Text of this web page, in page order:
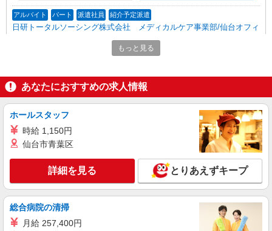
アルバイト パート 派遣社員 紹介予定派遣
日研トータルソーシング株式会社 メディカルケア事業部/仙台オフィ
介護スタッフ／資格あり or 経験者
給1,330円〜 ◆初任者研修・未経験：時給1,330
円〜 ◆初任者研修・経験者：時給1,360円〜 ◆介
護福祉士：時給1,380円〜 ※経験者は3ヶ月以上 ※
福島県福島市 【最寄駅】福島交通飯坂線「曽
根田」駅 ★勤務地は3000ヶ所以上★ 自宅から通
いやすいエリアなど、お好きな勤務地をお選び下
キープ 詳細を見る
アルバイト パート 派遣社員 紹介予定派遣
日研トータルソーシング株式会社 メディカルケア事業部/仙台オフィ
ス
未経験・無資格OKの介護スタッフ
時給1,280円〜1,380円 ★週払いOK（規定あ
もっと見る
あなたにおすすめの求人情報
ホールスタッフ
時給 1,150円
仙台市青葉区
詳細を見る とりあえずキープ
総合病院の清掃
月給 257,400円